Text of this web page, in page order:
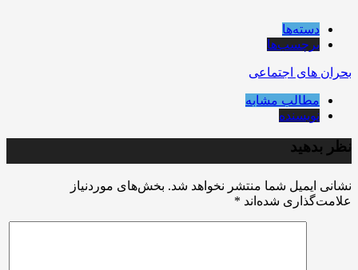
دسته‌ها
برچسب‌ها
بحران های اجتماعی
مطالب مشابه
نویسنده
نظر بدهید
نشانی ایمیل شما منتشر نخواهد شد. بخش‌های موردنیاز
علامت‌گذاری شده‌اند *